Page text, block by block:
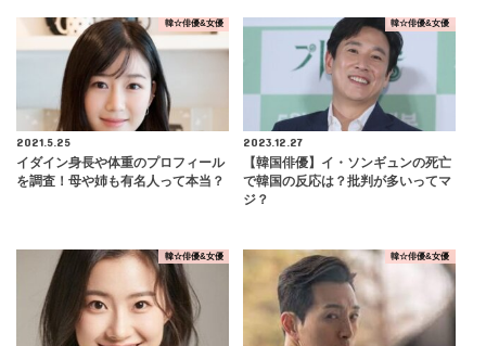
韓☆俳優&女優
2021.5.25
イダイン身長や体重のプロフィール
を調査！母や姉も有名人って本当？
韓☆俳優&女優
2023.12.27
【韓国俳優】イ・ソンギュンの死亡
で韓国の反応は？批判が多いってマ
ジ？
韓☆俳優&女優 韓☆俳優&女優